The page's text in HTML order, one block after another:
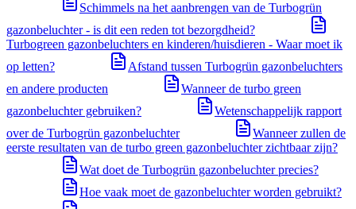
Schimmels na het aanbrengen van de Turbogrün
gazonbeluchter - is dit een reden tot bezorgdheid?
Turbogreen gazonbeluchters en kinderen/huisdieren - Waar moet ik
op letten?
Afstand tussen Turbogrün gazonbeluchters
en andere producten
Wanneer de turbo green
gazonbeluchter gebruiken?
Wetenschappelijk rapport
over de Turbogrün gazonbeluchter
Wanneer zullen de
eerste resultaten van de turbo green gazonbeluchter zichtbaar zijn?
Wat doet de Turbogrün gazonbeluchter precies?
Hoe vaak moet de gazonbeluchter worden gebruikt?